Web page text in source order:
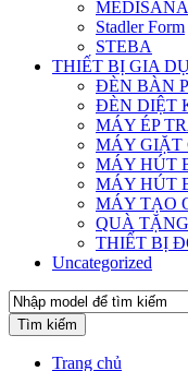
MEDISANA
Stadler Form
STEBA
THIẾT BỊ GIA
ĐÈN BÀN
ĐÈN DIỆT
MÁY ÉP
MÁY GIẶT
MÁY HÚT
MÁY HÚT
MÁY TẠO
QUÀ TẶNG
THIẾT BỊ
Uncategorized
Tìm kiếm
Trang chủ